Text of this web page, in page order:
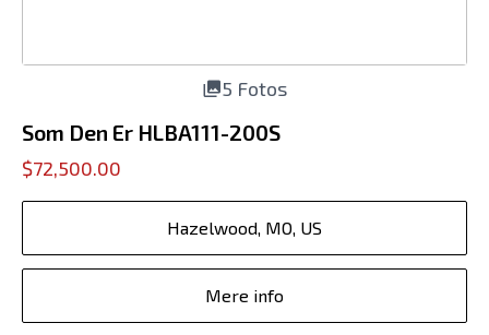
5 Fotos
Som Den Er HLBA111-200S
$72,500.00
Hazelwood, MO, US
Mere info